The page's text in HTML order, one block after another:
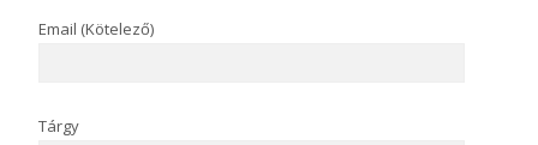
Email (Kötelező)
Tárgy